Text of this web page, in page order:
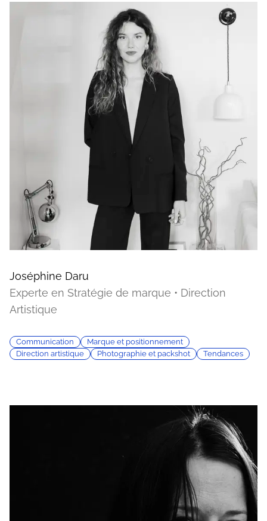
Joséphine Daru
Experte en Stratégie de marque • Direction
Artistique
Communication
Marque et positionnement
Direction artistique
Photographie et packshot Tendances